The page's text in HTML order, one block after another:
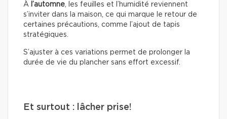
À l’automne , les feuilles et l’humidité reviennent
s’inviter dans la maison, ce qui marque le retour de
certaines précautions, comme l’ajout de tapis
stratégiques.
S’ajuster à ces variations permet de prolonger la
durée de vie du plancher sans effort excessif.
Et surtout : lâcher prise!